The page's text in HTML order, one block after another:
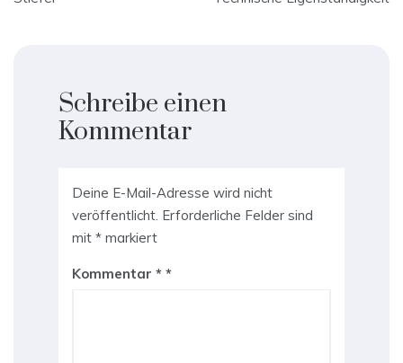
Schreibe einen
Kommentar
Deine E-Mail-Adresse wird nicht
veröffentlicht. Erforderliche Felder sind
mit * markiert
Kommentar *